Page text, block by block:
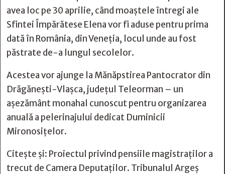
avea loc pe 30 aprilie, când moaștele întregi ale
Sfintei Împărătese Elena vor fi aduse pentru prima
dată în România, din Veneția, locul unde au fost
păstrate de-a lungul secolelor.
Acestea vor ajunge la Mănăpstirea Pantocrator din
Drăgănești-Vlașca, județul Teleorman – un
așezământ monahal cunoscut pentru organizarea
anuală a pelerinajului dedicat Duminicii
Mironosițelor.
Citește și: Proiectul privind pensiile magistraților a
trecut de Camera Deputaților. Tribunalul Argeș